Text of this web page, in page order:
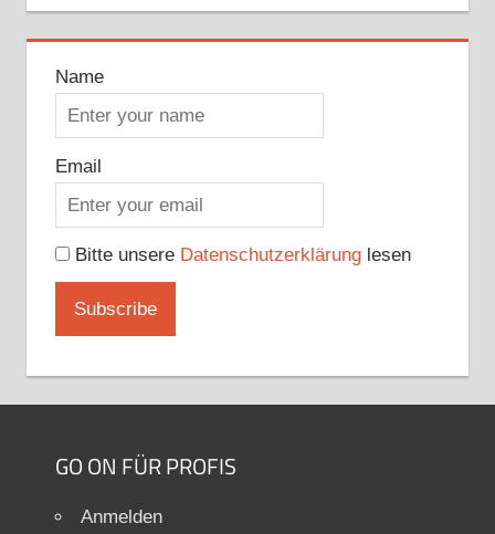
Name
Email
Bitte unsere Datenschutzerklärunglesen
GO ON FÜR PROFIS
Anmelden